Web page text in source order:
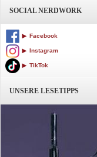
SOCIAL NERDWORK
Facebook
Instagram
TikTok
UNSERE LESETIPPS